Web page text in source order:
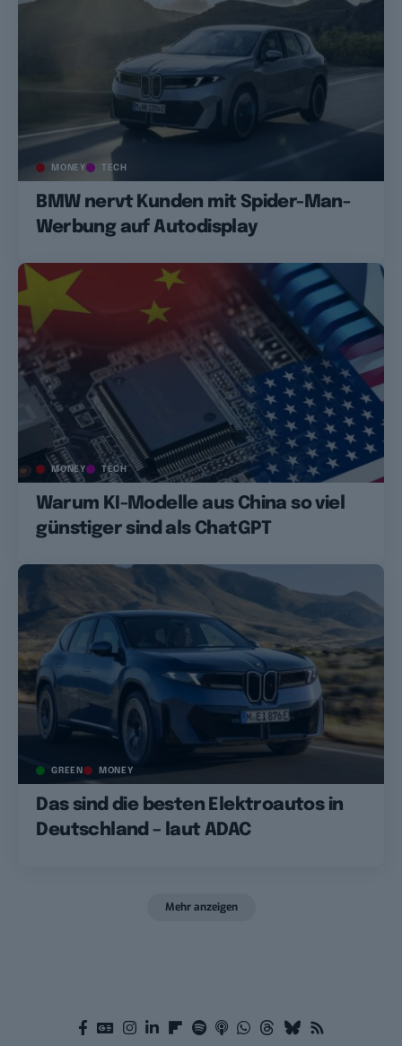
MONEY TECH
BMW nervt Kunden mit Spider-Man-
Werbung auf Autodisplay
MONEY TECH
Warum KI-Modelle aus China so viel
günstiger sind als ChatGPT
GREEN MONEY
Das sind die besten Elektroautos in
Deutschland – laut ADAC
Mehr anzeigen